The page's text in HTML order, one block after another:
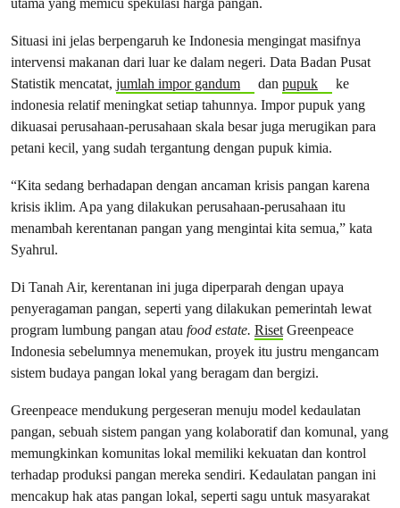
Situasi ini jelas berpengaruh ke Indonesia mengingat masifnya
intervensi makanan dari luar ke dalam negeri. Data Badan Pusat
Statistik mencatat, jumlah impor gandum dan pupuk
ke
indonesia relatif meningkat setiap tahunnya. Impor pupuk yang
dikuasai perusahaan-perusahaan skala besar juga merugikan para
petani kecil, yang sudah tergantung dengan pupuk kimia.
“Kita sedang berhadapan dengan ancaman krisis pangan karena
krisis iklim. Apa yang dilakukan perusahaan-perusahaan itu
menambah kerentanan pangan yang mengintai kita semua,” kata
Syahrul.
Di Tanah Air, kerentanan ini juga diperparah dengan upaya
penyeragaman pangan, seperti yang dilakukan pemerintah lewat
program lumbung pangan atau food estate. RisetGreenpeace
Indonesia sebelumnya menemukan, proyek itu justru mengancam
sistem budaya pangan lokal yang beragam dan bergizi.
Greenpeace mendukung pergeseran menuju model kedaulatan
pangan, sebuah sistem pangan yang kolaboratif dan komunal, yang
memungkinkan komunitas lokal memiliki kekuatan dan kontrol
terhadap produksi pangan mereka sendiri. Kedaulatan pangan ini
mencakup hak atas pangan lokal, seperti sagu untuk masyarakat